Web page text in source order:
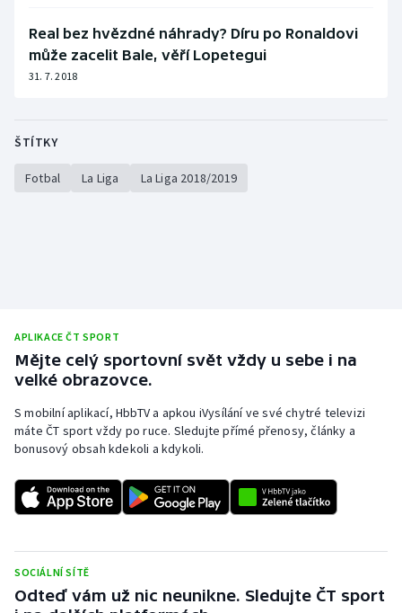
Real bez hvězdné náhrady? Díru po Ronaldovi
může zacelit Bale, věří Lopetegui
31. 7. 2018
ŠTÍTKY
Fotbal La Liga La Liga 2018/2019
APLIKACE ČT SPORT
Mějte celý sportovní svět vždy u sebe i na
velké obrazovce.
S mobilní aplikací, HbbTV a apkou iVysílání ve své chytré televizi
máte ČT sport vždy po ruce. Sledujte přímé přenosy, články a
bonusový obsah kdekoli a kdykoli.
SOCIÁLNÍ SÍTĚ
Odteď vám už nic neunikne. Sledujte ČT sport